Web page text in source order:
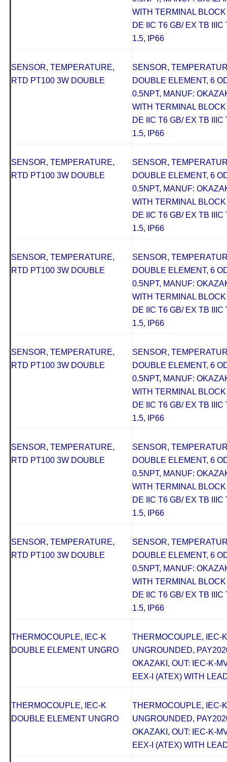
WITH TERMINAL
DE IIC T6 GB/ EX TB
1.5, IP66
SENSOR, TEMPERATURE,
RTD PT100 3W DOUBLE
SENSOR,
DOUBLE ELEMENT, 6
0.5NPT, MANUF:
WITH TERMINAL
DE IIC T6 GB/ EX TB
1.5, IP66
SENSOR, TEMPERATURE,
RTD PT100 3W DOUBLE
SENSOR,
DOUBLE ELEMENT, 6
0.5NPT, MANUF:
WITH TERMINAL
DE IIC T6 GB/ EX TB
1.5, IP66
SENSOR, TEMPERATURE,
RTD PT100 3W DOUBLE
SENSOR,
DOUBLE ELEMENT, 6
0.5NPT, MANUF:
WITH TERMINAL
DE IIC T6 GB/ EX TB
1.5, IP66
SENSOR, TEMPERATURE,
RTD PT100 3W DOUBLE
SENSOR,
DOUBLE ELEMENT, 6
0.5NPT, MANUF:
WITH TERMINAL
DE IIC T6 GB/ EX TB
1.5, IP66
SENSOR, TEMPERATURE,
RTD PT100 3W DOUBLE
SENSOR,
DOUBLE ELEMENT, 6
0.5NPT, MANUF:
WITH TERMINAL
DE IIC T6 GB/ EX TB
1.5, IP66
SENSOR, TEMPERATURE,
RTD PT100 3W DOUBLE
SENSOR,
DOUBLE ELEMENT, 6
0.5NPT, MANUF:
WITH TERMINAL
DE IIC T6 GB/ EX TB
1.5, IP66
THERMOCOUPLE, IEC-K
DOUBLE ELEMENT UNGRO
THERMOCOUPLE, IEC-
UNGROUNDED,
OKAZAKI, OUT: IEC-K-
EEX-I (ATEX) WITH
THERMOCOUPLE, IEC-K
DOUBLE ELEMENT UNGRO
THERMOCOUPLE, IEC-
UNGROUNDED,
OKAZAKI, OUT: IEC-K-
EEX-I (ATEX) WITH